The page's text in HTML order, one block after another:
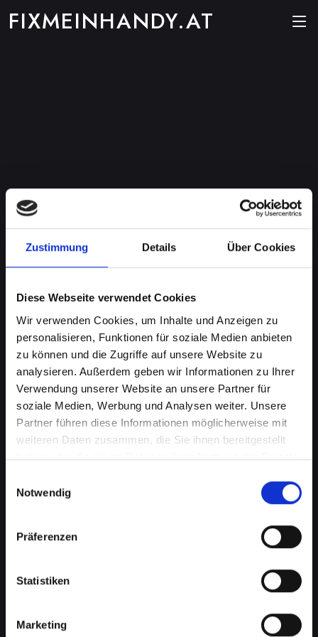
Zustimmung Details Über Cookies
Diese Webseite verwendet Cookies
Wir verwenden Cookies, um Inhalte und Anzeigen zu
personalisieren, Funktionen für soziale Medien anbieten
zu können und die Zugriffe auf unsere Website zu
analysieren. Außerdem geben wir Informationen zu Ihrer
Verwendung unserer Website an unsere Partner für
soziale Medien, Werbung und Analysen weiter. Unsere
Partner führen diese Informationen möglicherweise mit
weiteren Daten zusammen, die Sie ihnen bereitgestellt
haben oder die sie im Rahmen Ihrer Nutzung der Dienste
Notwendig
Präferenzen
Statistiken
Marketing
FIXMEINHANDY.AT
Ladebuchsenprobleme bei
Ihrem IPHONE-14-PRO in
Fraünstein? Schnelle Reparatur
Ein häufiges Problem bei Smartphones ist die
bedeuten, dass Ihr IPHONE-14-PRO nicht mehr